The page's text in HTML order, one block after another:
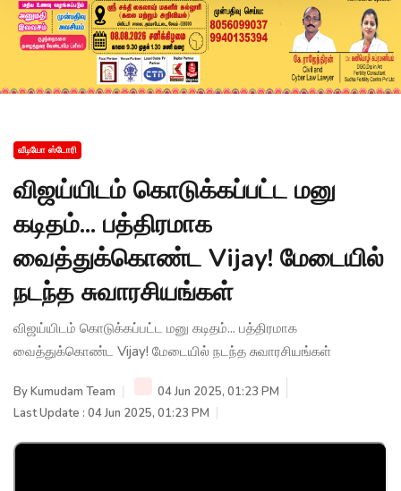
வீடியோ ஸ்டோரி
விஜய்யிடம் கொடுக்கப்பட்ட மனு
கடிதம்... பத்திரமாக
வைத்துக்கொண்ட Vijay! மேடையில்
நடந்த சுவாரசியங்கள்
விஜய்யிடம் கொடுக்கப்பட்ட மனு கடிதம்... பத்திரமாக
வைத்துக்கொண்ட Vijay! மேடையில் நடந்த சுவாரசியங்கள்
ByKumudam Team
04 Jun 2025, 01:23 PM
Last Update : 04 Jun 2025, 01:23 PM